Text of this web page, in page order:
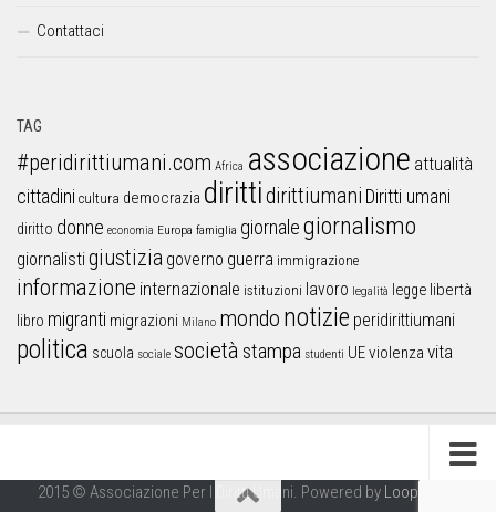
Contattaci
TAG
#peridirittiumani.com Africa associazione attualità
cittadini cultura democrazia dirittidirittiumani Diritti umani
diritto donne economia Europa famiglia giornalegiornalismo
giornalistigiustizia governo guerra immigrazione
informazione internazionale istituzioni lavoro legalità legge libertà
libro migranti migrazioni Milano mondo notizie peridirittiumani
politica scuola sociale società stampa studenti UEviolenza vita
2015 © Associazione Per I Diritti Umani. Powered by Looproject